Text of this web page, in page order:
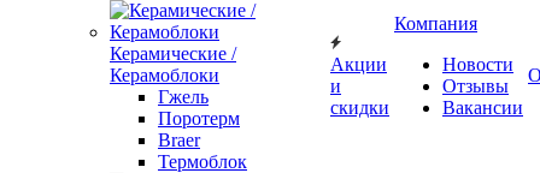
Керамические /
Керамоблоки
Гжель
Поротерм
Braer
Термоблок
Акции
и
скидки
Компания
Новости
Отзывы
Вакансии